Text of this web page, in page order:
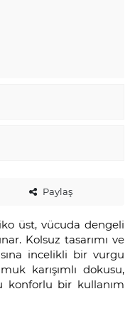
Paylaş
üst, vücuda dengeli
Kolsuz tasarımı ve
incelikli bir vurgu
karışımlı dokusu,
konforlu bir kullanım